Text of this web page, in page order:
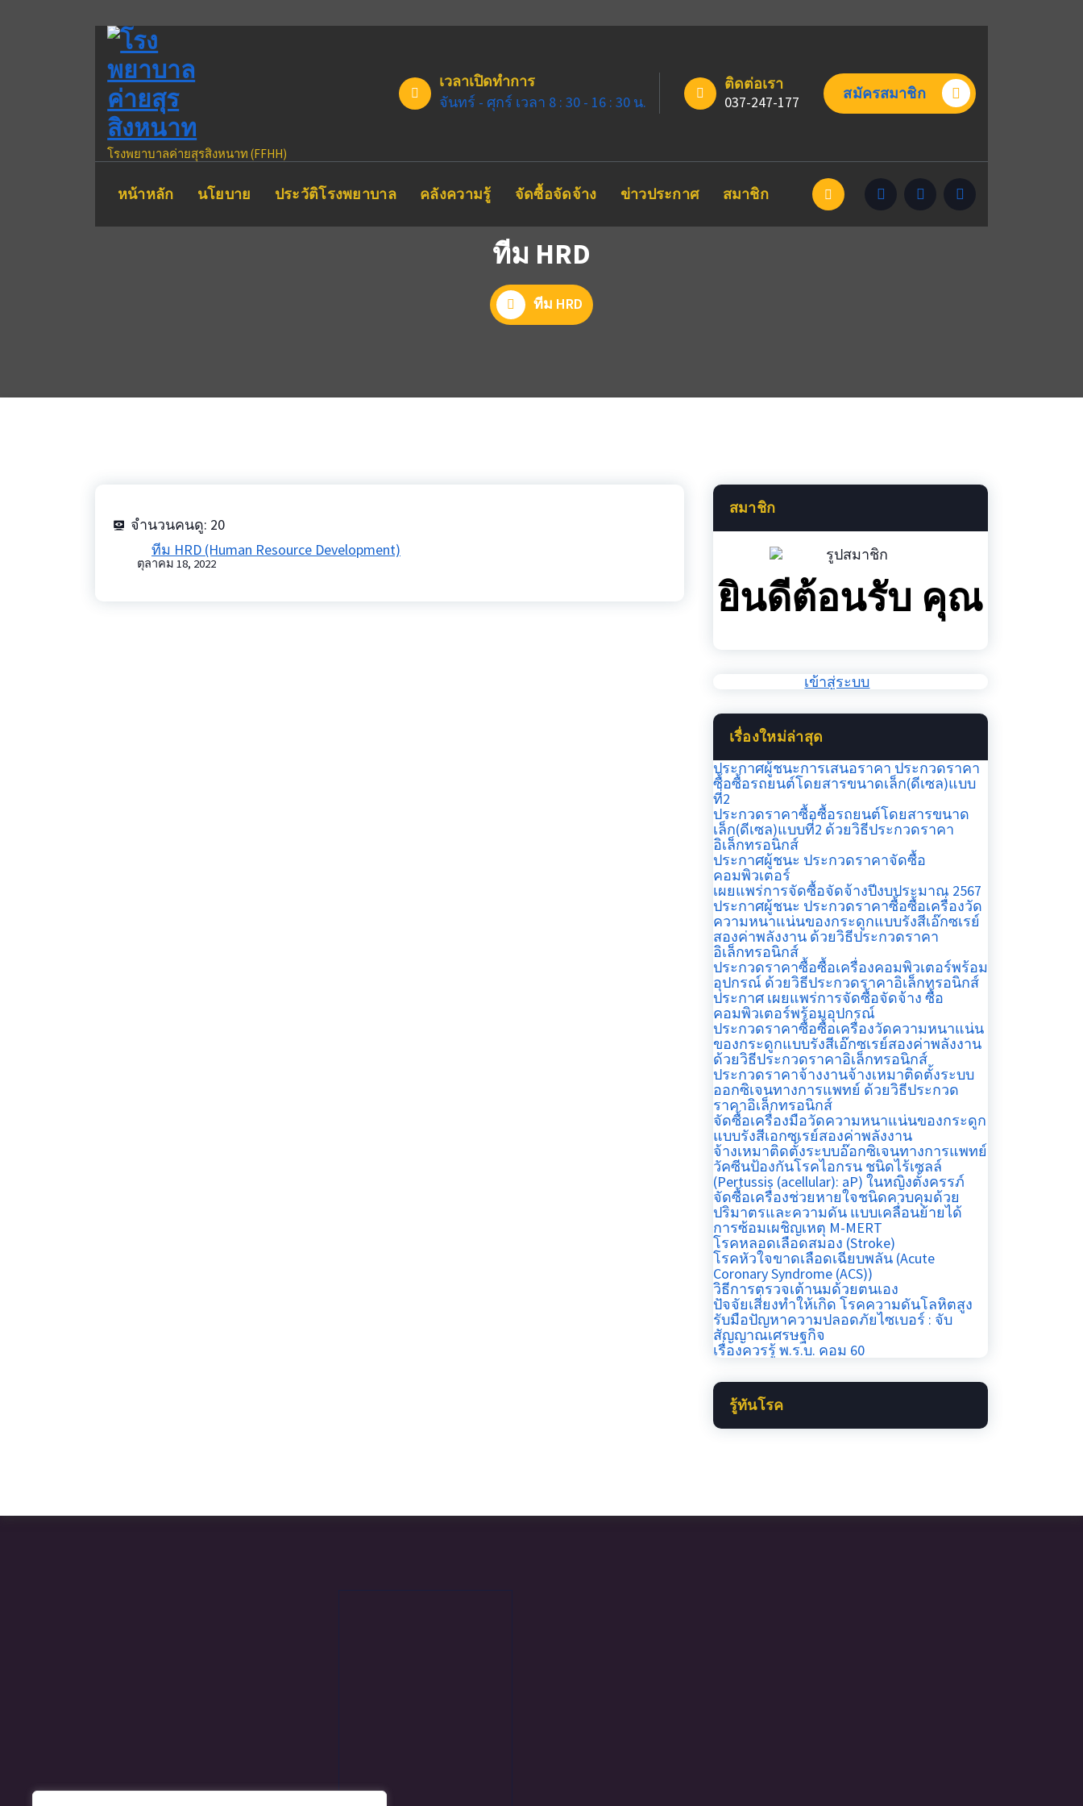
โรงพยาบาลค่ายสุรสิงหนาท (FFHH)
เวลาเปิดทำการ
จันทร์ - ศุกร์ เวลา 8 : 30 - 16 : 30 น.
ติดต่อเรา
037-247-177
สมัครสมาชิก
หน้าหลัก นโยบาย ประวัติโรงพยาบาล คลังความรู้ จัดซื้อจัดจ้าง ข่าวประกาศ สมาชิก
ทีม HRD
ทีม HRD
จำนวนคนดู: 20
ทีม HRD (Human Resource Development)
ตุลาคม 18, 2022
สมาชิก
ยินดีต้อนรับ คุณ
เข้าสู่ระบบ
เรื่องใหม่ล่าสุด
ประกาศผู้ชนะการเสนอราคา ประกวดราคา
ซื้อซื้อรถยนต์โดยสารขนาดเล็ก(ดีเซล)แบบ
ที่2
ประกวดราคาซื้อซื้อรถยนต์โดยสารขนาด
เล็ก(ดีเซล)แบบที่2 ด้วยวิธีประกวดราคา
อิเล็กทรอนิกส์
ประกาศผู้ชนะ ประกวดราคาจัดซื้อ
คอมพิวเตอร์
เผยแพร่การจัดซื้อจัดจ้างปีงบประมาณ 2567
ประกาศผู้ชนะ ประกวดราคาซื้อซื้อเครื่องวัด
ความหนาแน่นของกระดูกแบบรังสีเอ๊กซเรย์
สองค่าพลังงาน ด้วยวิธีประกวดราคา
อิเล็กทรอนิกส์
ประกวดราคาซื้อซื้อเครื่องคอมพิวเตอร์พร้อม
อุปกรณ์ ด้วยวิธีประกวดราคาอิเล็กทรอนิกส์
ประกาศ เผยแพร่การจัดซื้อจัดจ้าง ซื้อ
คอมพิวเตอร์พร้อมอุปกรณ์
ประกวดราคาซื้อซื้อเครื่องวัดความหนาแน่น
ของกระดูกแบบรังสีเอ๊กซเรย์สองค่าพลังงาน
ด้วยวิธีประกวดราคาอิเล็กทรอนิกส์
ประกวดราคาจ้างงานจ้างเหมาติดตั้งระบบ
ออกซิเจนทางการแพทย์ ด้วยวิธีประกวด
ราคาอิเล็กทรอนิกส์
จัดซื้อเครื่องมือวัดความหนาแน่นของกระดูก
แบบรังสีเอกซเรย์สองค่าพลังงาน
จ้างเหมาติดตั้งระบบอ๊อกซิเจนทางการแพทย์
วัคซีนป้องกันโรคไอกรน ชนิดไร้เซลล์
(Pertussis (acellular): aP) ในหญิงตั้งครรภ์
จัดซื้อเครื่องช่วยหายใจชนิดควบคุมด้วย
ปริมาตรและความดัน แบบเคลื่อนย้ายได้
การซ้อมเผชิญเหตุ M-MERT
โรคหลอดเลือดสมอง (Stroke)
โรคหัวใจขาดเลือดเฉียบพลัน (Acute
Coronary Syndrome (ACS))
วิธีการตรวจเต้านมด้วยตนเอง
ปัจจัยเสี่ยงทำให้เกิด โรคความดันโลหิตสูง
รับมือปัญหาความปลอดภัยไซเบอร์​ : จับ
สัญญาณเศรษฐกิจ
เรื่องควรรู้ พ.ร.บ. คอม 60
รู้ทันโรค